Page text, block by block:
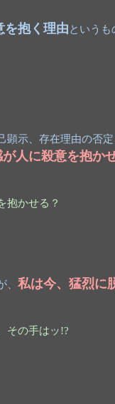
を抱く理由という
顕示、存在理由の否
人に殺意を抱か
抱かせる？
私は今、猛烈に
その手はッ!?